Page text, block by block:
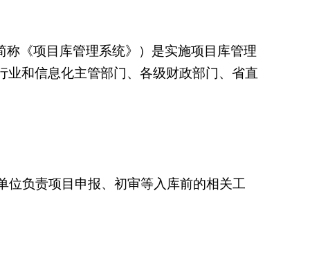
《项目库管理系统》）是实施项目库管理
和信息化主管部门、各级财政部门、省直
负责项目申报、初审等入库前的相关工